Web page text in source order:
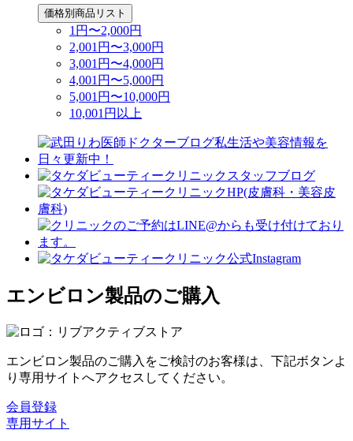
価格別商品リスト
1円〜2,000円
2,001円〜3,000円
3,001円〜4,000円
4,001円〜5,000円
5,001円〜10,000円
10,001円以上
エンビロン製品のご購入
エンビロン製品のご購入をご検討のお客様は、下記ボタンよ
り専用サイトへアクセスしてください。
会員登録
専用サイト